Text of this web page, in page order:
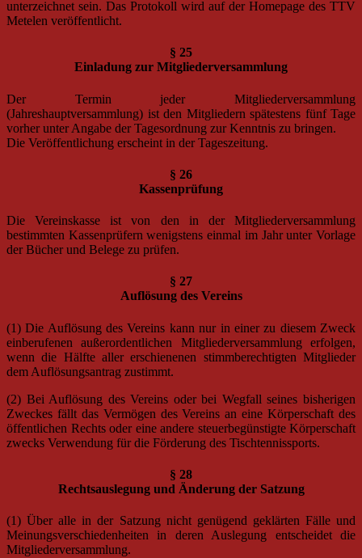
unterzeichnet sein. Das Protokoll wird auf der Homepage des TTV
Metelen veröffentlicht.
§ 25
Einladung zur Mitgliederversammlung
Der Termin jeder Mitgliederversammlung
(Jahreshauptversammlung) ist den Mitgliedern spätestens fünf Tage
vorher unter Angabe der Tagesordnung zur Kenntnis zu bringen.
Die Veröffentlichung erscheint in der Tageszeitung.
§ 26
Kassenprüfung
Die Vereinskasse ist von den in der Mitgliederversammlung
bestimmten Kassenprüfern wenigstens einmal im Jahr unter Vorlage
der Bücher und Belege zu prüfen.
§ 27
Auflösung des Vereins
(1) Die Auflösung des Vereins kann nur in einer zu diesem Zweck
einberufenen außerordentlichen Mitgliederversammlung erfolgen,
wenn die Hälfte aller erschienenen stimmberechtigten Mitglieder
dem Auflösungsantrag zustimmt.
(2) Bei Auflösung des Vereins oder bei Wegfall seines bisherigen
Zweckes fällt das Vermögen des Vereins an eine Körperschaft des
öffentlichen Rechts oder eine andere steuerbegünstigte Körperschaft
zwecks Verwendung für die Förderung des Tischtennissports.
§ 28
Rechtsauslegung und Änderung der Satzung
(1) Über alle in der Satzung nicht genügend geklärten Fälle und
Meinungsverschiedenheiten in deren Auslegung entscheidet die
Mitgliederversammlung.